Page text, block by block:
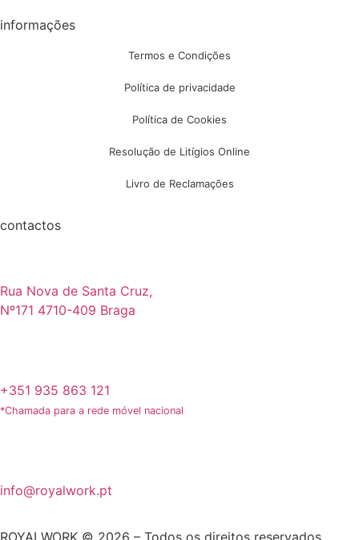
informações
Termos e Condições
Política de privacidade
Política de Cookies
Resolução de Litígios Online
Livro de Reclamações
contactos
Rua Nova de Santa Cruz,
Nº171 4710-409 Braga
+351 935 863 121
*Chamada para a rede móvel nacional
info@royalwork.pt